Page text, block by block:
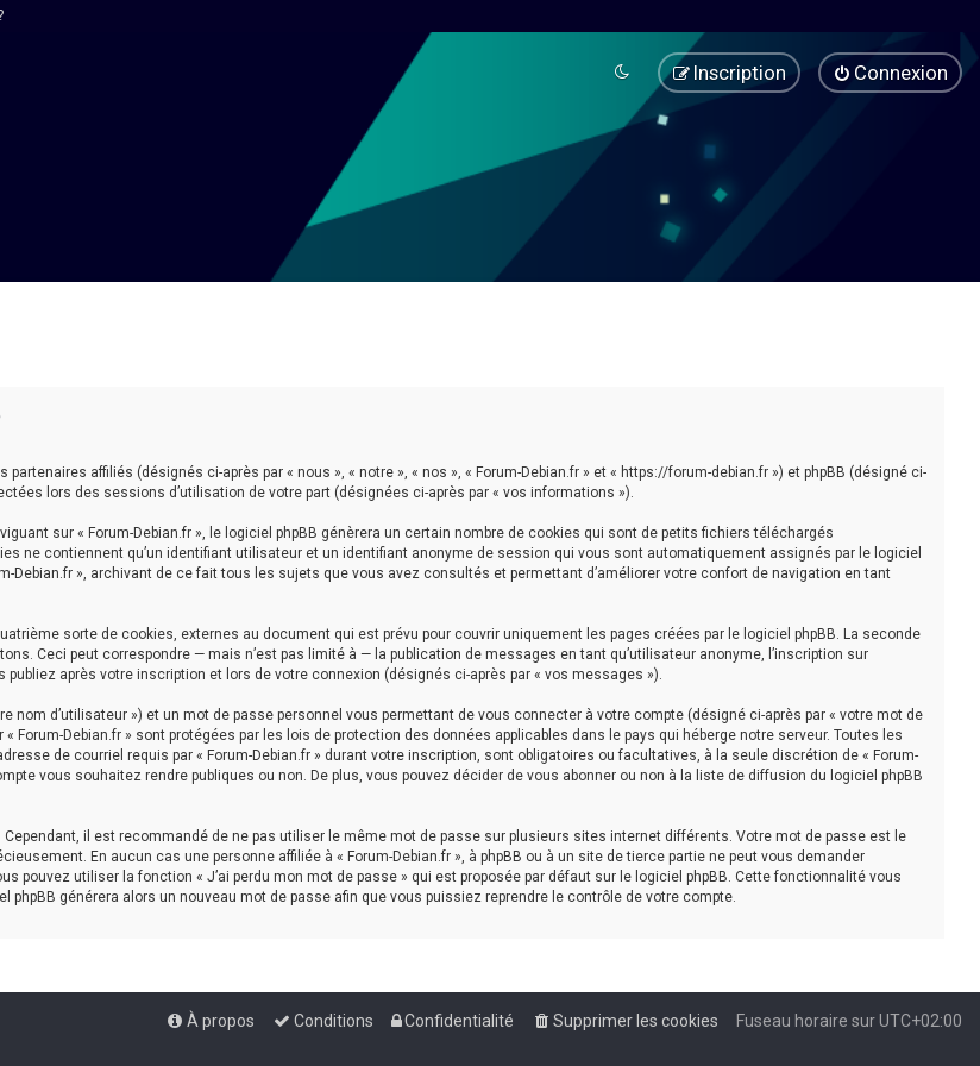
Connexion
Inscription
affiliés (désignés ci-après par « nous », « notre », « nos », « Forum-Debian.fr » et « https://forum-debian.fr ») et phpBB (désigné ci-
lors des sessions d’utilisation de votre part (désignées ci-après par « vos informations »).
sur « Forum-Debian.fr », le logiciel phpBB génèrera un certain nombre de cookies qui sont de petits fichiers téléchargés
ne contiennent qu’un identifiant utilisateur et un identifiant anonyme de session qui vous sont automatiquement assignés par le logiciel
Debian.fr », archivant de ce fait tous les sujets que vous avez consultés et permettant d’améliorer votre confort de navigation en tant
sorte de cookies, externes au document qui est prévu pour couvrir uniquement les pages créées par le logiciel phpBB. La seconde
Ceci peut correspondre — mais n’est pas limité à — la publication de messages en tant qu’utilisateur anonyme, l’inscription sur
après votre inscription et lors de votre connexion (désignés ci-après par « vos messages »).
d’utilisateur ») et un mot de passe personnel vous permettant de vous connecter à votre compte (désigné ci-après par « votre mot de
Debian.fr » sont protégées par les lois de protection des données applicables dans le pays qui héberge notre serveur. Toutes les
de courriel requis par « Forum-Debian.fr » durant votre inscription, sont obligatoires ou facultatives, à la seule discrétion de « Forum-
vous souhaitez rendre publiques ou non. De plus, vous pouvez décider de vous abonner ou non à la liste de diffusion du logiciel phpBB
il est recommandé de ne pas utiliser le même mot de passe sur plusieurs sites internet différents. Votre mot de passe est le
En aucun cas une personne affiliée à « Forum-Debian.fr », à phpBB ou à un site de tierce partie ne peut vous demander
pouvez utiliser la fonction « J’ai perdu mon mot de passe » qui est proposée par défaut sur le logiciel phpBB. Cette fonctionnalité vous
générera alors un nouveau mot de passe afin que vous puissiez reprendre le contrôle de votre compte.
Fuseau horaire surUTC+02:00
Supprimer les cookies
Confidentialité
Conditions
À propos